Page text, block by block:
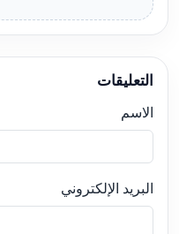
التعليقات
الاسم
البريد الإلكتروني